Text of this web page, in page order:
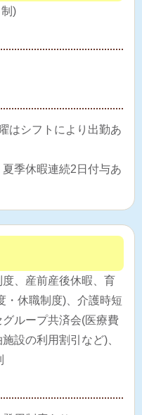
)
シフトにより出勤あ
季休暇連続2日付与あ
、産前産後休暇、育
・休職制度)、介護時短
ループ共済会(医療費
設の利用割引など)、